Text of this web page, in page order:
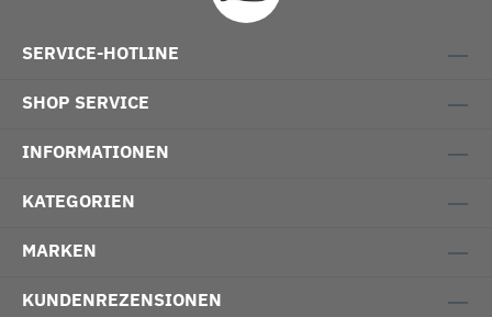
SERVICE-HOTLINE
SHOP SERVICE
INFORMATIONEN
KATEGORIEN
MARKEN
KUNDENREZENSIONEN